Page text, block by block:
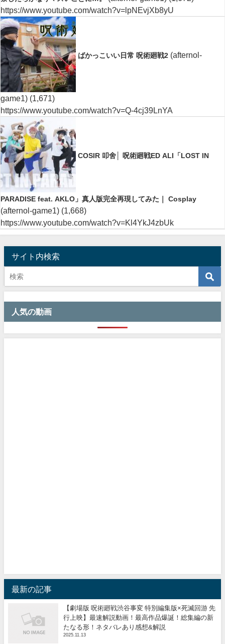
https://www.youtube.com/watch?v=lpNEvjXb8yU
ばかっこいい日常 呪術廻戦2 (afternol-
game1) (1,671)
https://www.youtube.com/watch?v=Q-4cj39LnYA
COSIR 叩舍│ 呪術廻戦ED ALI「LOST IN
PARADISE feat. AKLO」真人版完全再現してみた｜ Cosplay
(afternol-game1) (1,668)
https://www.youtube.com/watch?v=Kl4YkJ4zbUk
サイト内検索
人気の動画
最新の記事
【劇場版 呪術廻戦渋谷事変 特別編集版×死滅回游 先
行上映】最速解説動画！最高作品爆誕！総集編の新
たなる形！ネタバレあり感想&解説
2025.11.13